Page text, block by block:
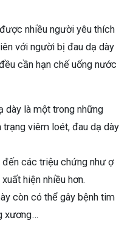
nhiều người yêu thích
với người bị đau dạ dày
cần hạn chế uống nước
dày là một trong những
trạng viêm loét, đau dạ dày
các triệu chứng như ợ
hiện nhiều hơn.
còn có thể gây bệnh tim
xương…